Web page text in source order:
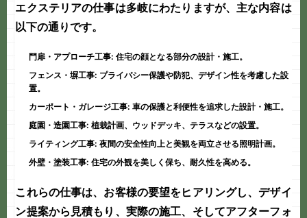
エクステリアの仕事は多岐にわたりますが、主な内容は
以下の通りです。
門扉・アプローチ工事: 住宅の顔となる部分の設計・施工。
フェンス・塀工事: プライバシー保護や防犯、デザイン性を考慮した設
置。
カーポート・ガレージ工事: 車の保護と利便性を追求した設計・施工。
庭園・造園工事: 植栽計画、ウッドデッキ、テラスなどの設置。
ライティング工事: 夜間の安全性向上と美観を両立させる照明計画。
外壁・塗装工事: 住宅の外観を美しく保ち、耐久性を高める。
これらの仕事は、お客様の要望をヒアリングし、デザイ
ン提案から見積もり、実際の施工、そしてアフターフォ